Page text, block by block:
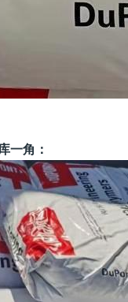
一角：